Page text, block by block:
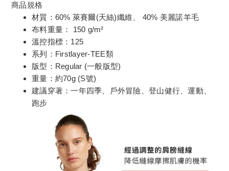
商品規格
材質：60% 萊賽爾(天絲)纖維、 40% 美麗諾羊毛
布料重量： 150 g/m²
溫控指標：125
系列：Firstlayer-TEE類
版型：Regular (一般版型)
重量：約70g (S號)
建議穿著：一年四季、戶外冒險、登山健行、運動、
跑步